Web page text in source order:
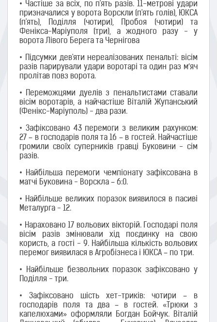
•​ Частіше за всіх, по п'ять разів. 11-метрові удари
призначалися у ворота Ворскли (п'ять голів), ЮКСА
(п'ять), Поділля (чотири), Пробоя (чотири) та
Фенікса-Маріуполя (три), а жодного разу - у
ворота Лівого Берега та Чернігова
•​ Підсумки дев'яти нереалізованих пенальті: вісім
разів парирували удари воротарі та один раз м’яч
пролітав повз ворота.
•​ Переможцями дуелів з пенальтистами ставали
вісім воротарів, а найчастіше Віталій Жупанський
(Фенікс-Маріуполь) - два рази.
•​ Зафіксовано 43 перемоги з великим рахунком:
27 – в господарів поля та 16 – в гостей. Найчастіше
громили своїх суперників гравці Буковини - сім
разів.
•​ Найбільша перемоги чемпіонату зафіксована в
матчі Буковина - Ворскла – 6:0.
•​ Найбільше великих поразок виявилося в пасиві
Металурга - 12.
•​ Нараховано 17 вольових вікторій. Господарі поля
вісім разів змінювали хід поєдинку на свою
користь, а гості - 9. Найбільша кількість вольових
перемог виявилася в Агробізнеса і ЮКСА – по три.
•​ Найбільше безвольних поразок зафіксовано у
Поділля - три.
•​ Зафіксовано шість хет-триків: чотири – в
господарів поля та два – в гостей. «Трюки з
капелюхами» оформляли Богдан Бойчук. Віталій